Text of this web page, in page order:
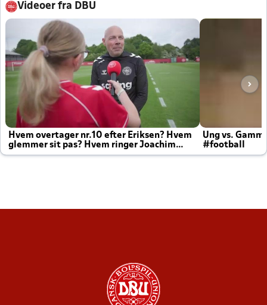
Videoer fra DBU
Hvem overtager nr.10 efter Eriksen? Hvem
glemmer sit pas? Hvem ringer Joachim
altid til efter kampe?
Ung vs.
#football